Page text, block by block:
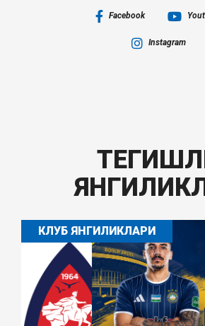
Facebook
Instagram
КЛУБ ЯНГИЛИКЛАРИ